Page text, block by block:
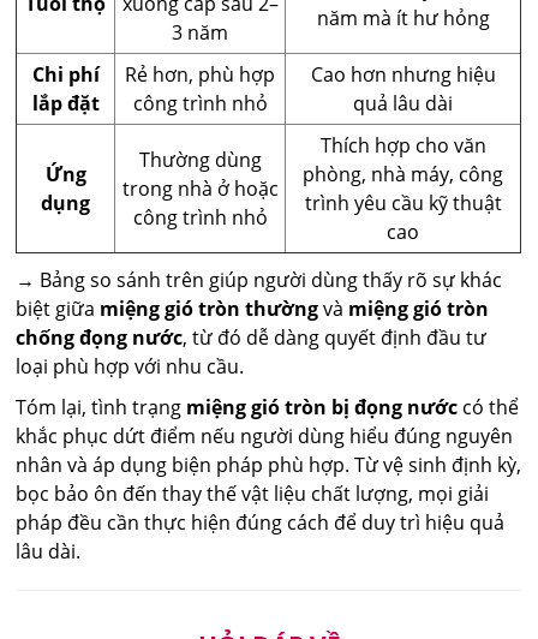
3 năm
năm mà ít hư hỏng
Chi phí
lắp đặt
Rẻ hơn, phù hợp
công trình nhỏ
Cao hơn nhưng hiệu
quả lâu dài
Ứng
dụng
Thường dùng
trong nhà ở hoặc
công trình nhỏ
Thích hợp cho văn
phòng, nhà máy, công
trình yêu cầu kỹ thuật
cao
→ Bảng so sánh trên giúp người dùng thấy rõ sự khác
biệt giữa miệng gió tròn thườngvà miệng gió tròn
chống đọng nước, từ đó dễ dàng quyết định đầu tư
loại phù hợp với nhu cầu.
Tóm lại, tình trạng miệng gió tròn bị đọng nước có thể
khắc phục dứt điểm nếu người dùng hiểu đúng nguyên
nhân và áp dụng biện pháp phù hợp. Từ vệ sinh định kỳ,
bọc bảo ôn đến thay thế vật liệu chất lượng, mọi giải
pháp đều cần thực hiện đúng cách để duy trì hiệu quả
lâu dài.